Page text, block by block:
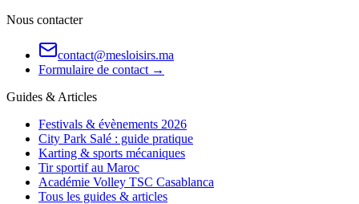
Nous contacter
contact@mesloisirs.ma
Formulaire de contact →
Guides & Articles
Festivals & évènements 2026
City Park Salé : guide pratique
Karting & sports mécaniques
Tir sportif au Maroc
Académie Volley TSC Casablanca
Tous les guides & articles